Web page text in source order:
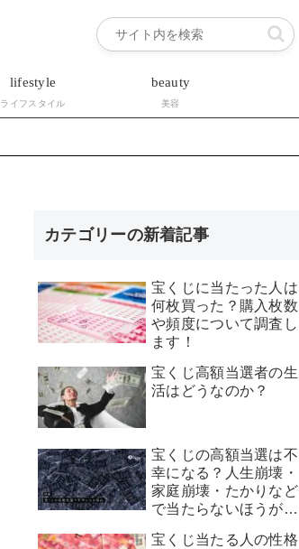
lifestyle
ライフスタイル
beauty
美容
カテゴリーの新着記事
宝くじに当たった人は
何枚買った？購入枚数
や頻度について調査し
ます！
宝くじ高額当選者の生
活はどうなのか？
宝くじの高額当選は不
幸になる？人生崩壊・
家庭崩壊・たかりなど
で当たらないほうがよ
宝くじ当たる人の性格